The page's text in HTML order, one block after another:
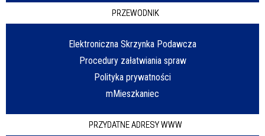
PRZEWODNIK
Elektroniczna Skrzynka Podawcza
Procedury załatwiania spraw
Polityka prywatności
mMieszkaniec
PRZYDATNE ADRESY WWW